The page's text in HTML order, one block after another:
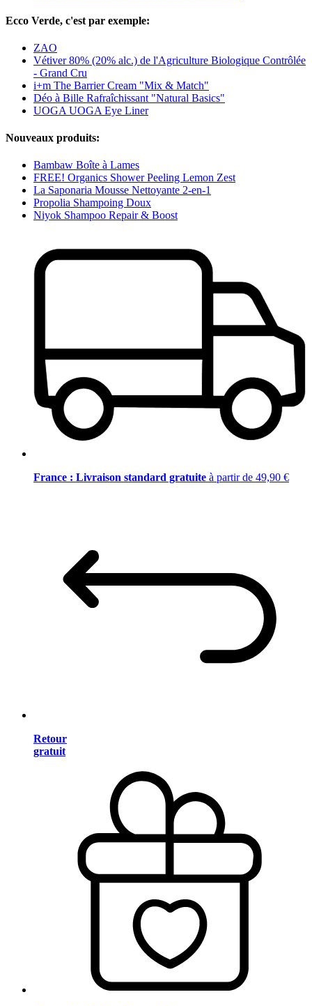
Ecco Verde, c'est par exemple:
ZAO
Vétiver 80% (20% alc.) de l'Agriculture Biologique Contrôlée
- Grand Cru
i+m The Barrier Cream "Mix & Match"
Déo à Bille Rafraîchissant "Natural Basics"
UOGA UOGA Eye Liner
Nouveaux produits:
Bambaw Boîte à Lames
FREE! Organics Shower Peeling Lemon Zest
La Saponaria Mousse Nettoyante 2-en-1
Propolia Shampoing Doux
Niyok Shampoo Repair & Boost
France : Livraison standard gratuite à partir de 49,90 €
Retour
gratuit